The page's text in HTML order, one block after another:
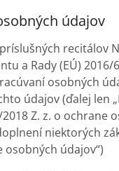
údajov
recitálov
a Rady (EÚ) 2016/
osobných
údajov (ďalej len
2018 Z. z. o ochrane
niektorých
osobných údajov“)